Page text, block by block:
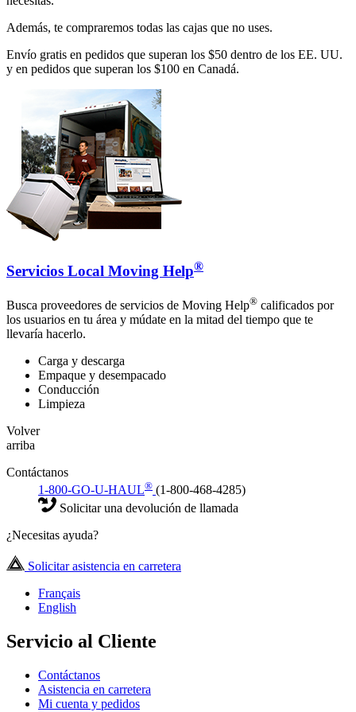
Además, te compraremos todas las cajas que no uses.
Envío gratis en pedidos que superan los $50 dentro de los EE. UU.
y en pedidos que superan los $100 en Canadá.
Servicios Local Moving Help®
Busca proveedores de servicios de Moving Help® calificados por
los usuarios en tu área y múdate en la mitad del tiempo que te
llevaría hacerlo.
Carga y descarga
Empaque y desempacado
Conducción
Limpieza
Volver
arriba
Contáctanos
1-800-GO-U-HAUL® (1-800-468-4285)
Solicitar una devolución de llamada
¿Necesitas ayuda?
Solicitar asistencia en carretera
Français
English
Servicio al Cliente
Contáctanos
Asistencia en carretera
Mi cuenta y pedidos